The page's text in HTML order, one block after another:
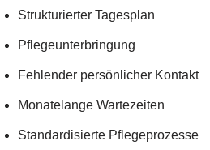
Strukturierter Tagesplan
Pflegeunterbringung
Fehlender persönlicher Kontakt
Monatelange Wartezeiten
Standardisierte Pflegeprozesse